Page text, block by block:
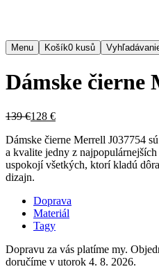
Menu Košík0 kusů
Dámske čierne
139 €128 €
Dámske čierne Merrell J037754
a kvalite jedny z
uspokojí všetkých, ktorí kladú
dizajn.
Doprava
Materiál
Tagy
Dopravu za vás platíme my.
doručíme v utorok 4. 8. 2026.